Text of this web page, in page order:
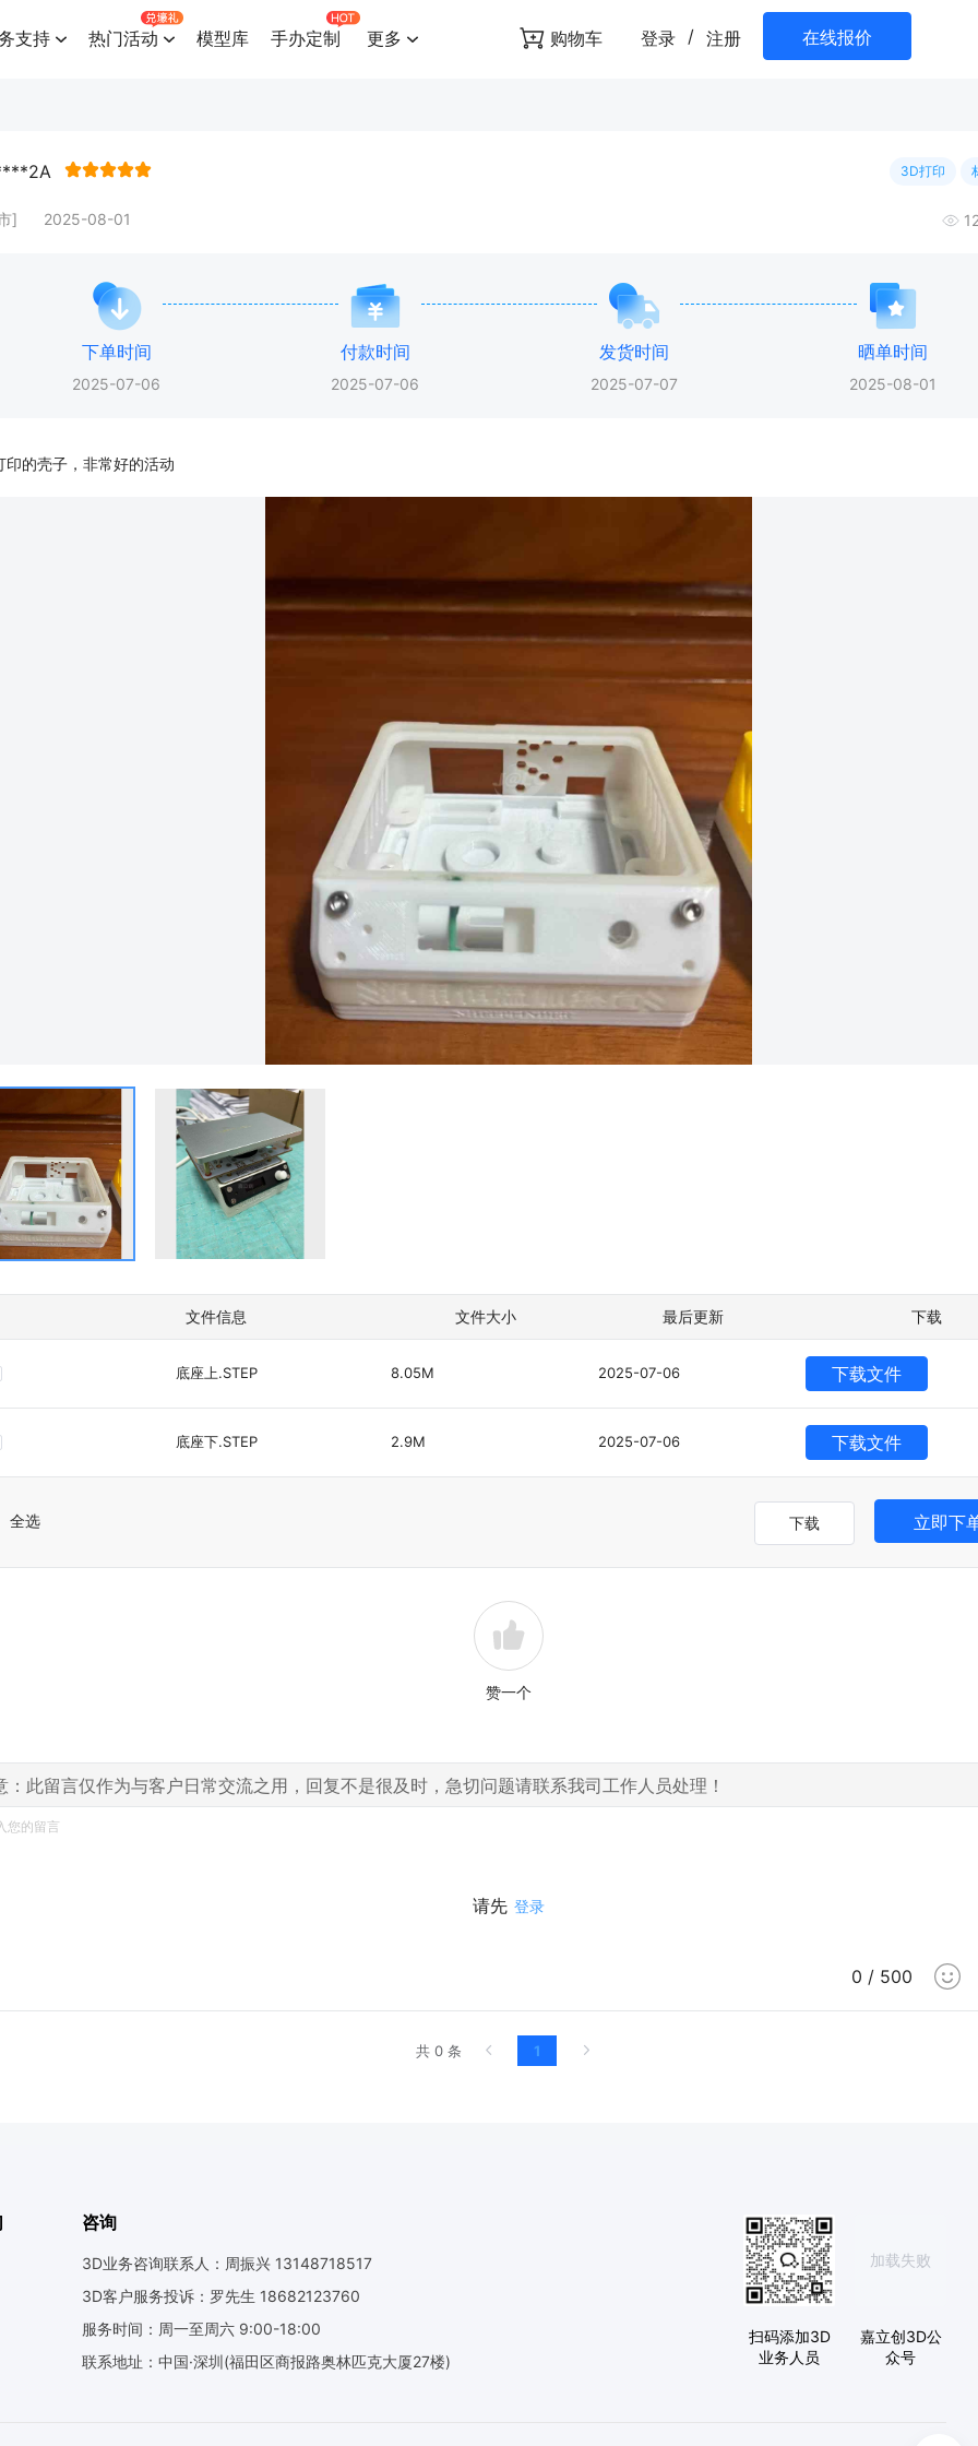
支持 热门活动 模型库 手办定制 更多 购物车 登录 / 注册 在线报价
3D打印
] 2025-08-01
下单时间
2025-07-06
付款时间
2025-07-06
发货时间
2025-07-07
晒单时间
2025-08-01
印的壳子，非常好的活动
文件信息 文件大小 最后更新 下载
底座上.STEP 8.05M 2025-07-06 下载文件
底座下.STEP 2.9M 2025-07-06 下载文件
全选 下载 立即下
赞一个
：此留言仅作为与客户日常交流之用，回复不是很及时，急切问题请联系我司工作人员处理！
0 / 500
请先 登录
共 0 条 1
咨询
3D业务咨询联系人：周振兴 13148718517
3D客户服务投诉：罗先生 18682123760
服务时间：周一至周六 9:00-18:00
联系地址：中国·深圳(福田区商报路奥林匹克大厦27楼)
扫码添加3D
业务人员
加载失败
嘉立创3D公
众号